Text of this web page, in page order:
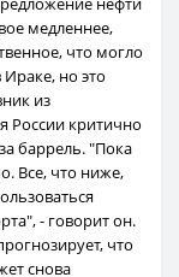
медленнее,
что могло
но это
из
России критично
баррель. "Пока
Все, что ниже,
- говорит он.
что
снова